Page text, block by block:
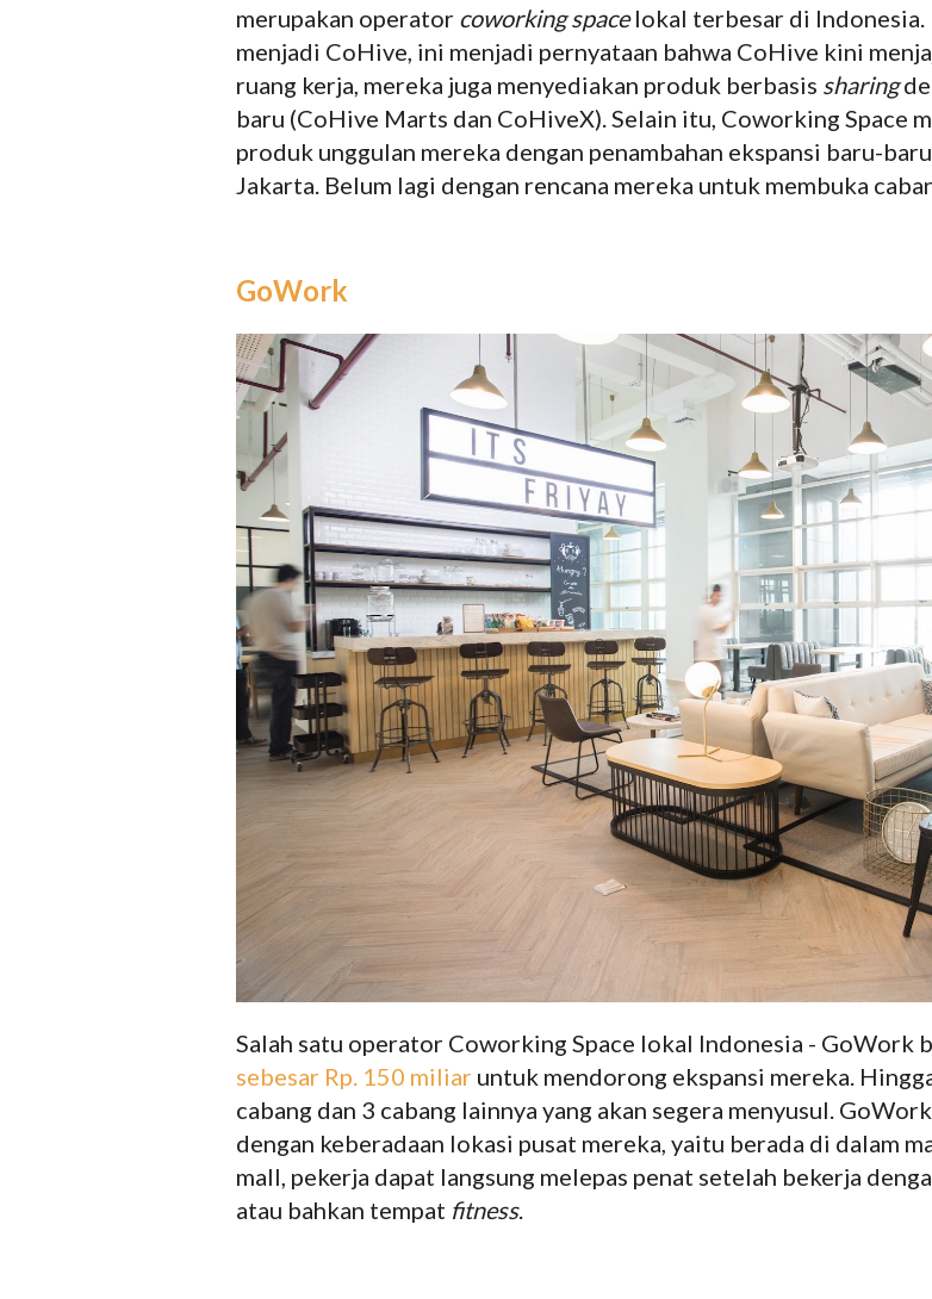
merupakan operator coworking spacelokal terbesar di Indonesia.
menjadi CoHive, ini menjadi pernyataan bahwa CoHive kini
ruang kerja, mereka juga menyediakan produk berbasis sharing
baru (CoHive Marts dan CoHiveX). Selain itu, Coworking Space
produk unggulan mereka dengan penambahan ekspansi baru-
Jakarta. Belum lagi dengan rencana mereka untuk membuka
GoWork
Salah satu operator Coworking Space lokal Indonesia - GoWork
sebesar Rp. 150 miliar untuk mendorong ekspansi mereka.
cabang dan 3 cabang lainnya yang akan segera menyusul.
dengan keberadaan lokasi pusat mereka, yaitu berada di dalam
mall, pekerja dapat langsung melepas penat setelah bekerja
atau bahkan tempat fitness.